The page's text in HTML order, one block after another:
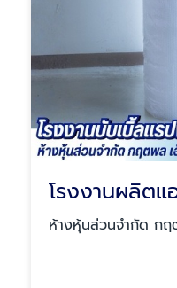
โรงงานผลิต
ห้างหุ้นส่วนจำกัด กฤ